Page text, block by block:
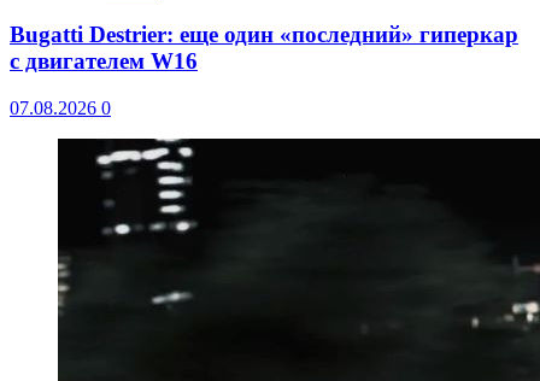
Bugatti Destrier: еще один «последний» гиперкар
с двигателем W16
07.08.2026 0